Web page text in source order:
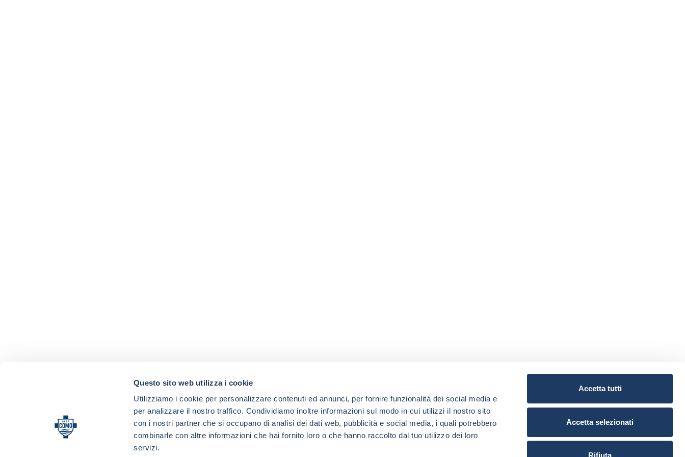
Questo sito web utilizza i cookie
Utilizziamo i cookie per personalizzare contenuti ed annunci, per fornire funzionalità dei social media e
per analizzare il nostro traffico. Condividiamo inoltre informazioni sul modo in cui utilizzi il nostro sito
con i nostri partner che si occupano di analisi dei dati web, pubblicità e social media, i quali potrebbero
combinarle con altre informazioni che hai fornito loro o che hanno raccolto dal tuo utilizzo dei loro
servizi.
Accetta tutti
Accetta selezionati
Rifiuta